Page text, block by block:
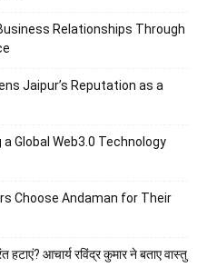
Relationships Through
Jaipur’s Reputation as a
Global Web3.0 Technology
Choose Andaman for Their
आचार्य रविंद्र कुमार ने बताए वास्तु